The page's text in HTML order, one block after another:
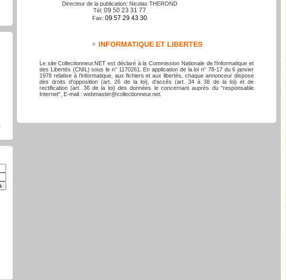
Directeur de la publication: Nicolas THEROND
Tél: 09 50 23 31 77
Fax: 09 57 29 43 30
INFORMATIQUE ET LIBERTES
Le site Collectionneur.NET est déclaré à la Commission Nationale de l'Informatique et
des Libertés (CNIL) sous le n° 1170261. En application de la loi n° 78-17 du 6 janvier
1978 relative à l'informatique, aux fichiers et aux libertés, chaque annonceur dispose
des droits d'opposition (art. 26 de la loi), d'accès (art. 34 à 38 de la loi) et de
rectification (art. 36 de la loi) des données le concernant auprès du "responsable
Internet", E-mail : webmaster@collectionneur.net.